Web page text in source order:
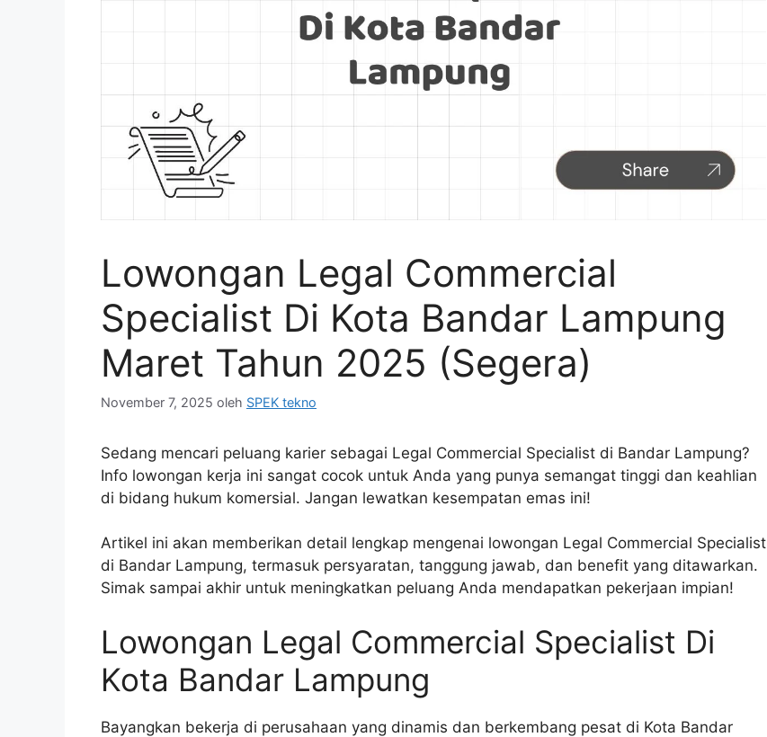
Lowongan Legal Commercial
Specialist Di Kota Bandar Lampung
Maret Tahun 2025 (Segera)
November 7, 2025 oleh SPEK tekno
Sedang mencari peluang karier sebagai Legal Commercial Specialist di Bandar Lampung?
Info lowongan kerja ini sangat cocok untuk Anda yang punya semangat tinggi dan keahlian
di bidang hukum komersial. Jangan lewatkan kesempatan emas ini!
Artikel ini akan memberikan detail lengkap mengenai lowongan Legal Commercial Specialist
di Bandar Lampung, termasuk persyaratan, tanggung jawab, dan benefit yang ditawarkan.
Simak sampai akhir untuk meningkatkan peluang Anda mendapatkan pekerjaan impian!
Lowongan Legal Commercial Specialist Di
Kota Bandar Lampung
Bayangkan bekerja di perusahaan yang dinamis dan berkembang pesat di Kota Bandar